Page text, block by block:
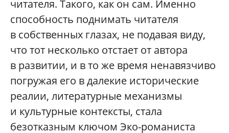
читателя. Такого, как он сам. Именно
способность поднимать читателя
в собственных глазах, не подавая виду,
что тот несколько отстает от автора
в развитии, и в то же время ненавязчиво
погружая его в далекие исторические
реалии, литературные механизмы
и культурные контексты, стала
безотказным ключом Эко-романиста